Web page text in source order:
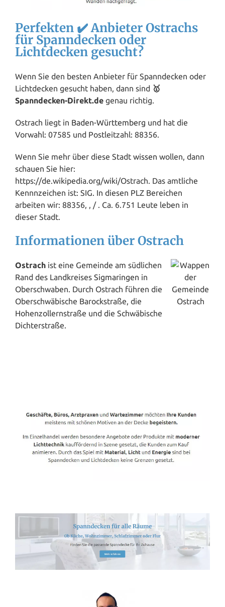
Perfekten ✔️ Anbieter Ostrachs
für Spanndecken oder
Lichtdecken gesucht?
Wenn Sie den besten Anbieter für Spanndecken oder
Lichtdecken gesucht haben, dann sind 🥇
Spanndecken-Direkt.de genau richtig.
Ostrach liegt in Baden-Württemberg und hat die
Vorwahl: 07585 und Postleitzahl: 88356.
Wenn Sie mehr über diese Stadt wissen wollen, dann
schauen Sie hier:
https://de.wikipedia.org/wiki/Ostrach. Das amtliche
Kennnzeichen ist: SIG. In diesen PLZ Bereichen
arbeiten wir: 88356, , / . Ca. 6.751 Leute leben in
dieser Stadt.
Informationen über Ostrach
Ostrach ist eine Gemeinde am südlichen
Rand des Landkreises Sigmaringen in
Oberschwaben. Durch Ostrach führen die
Oberschwäbische Barockstraße, die
Hohenzollernstraße und die Schwäbische
Dichterstraße.